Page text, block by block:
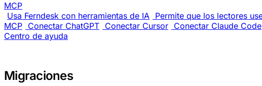
MCP
Usa Ferndesk con herramientas de IA Permite que los lectores
MCP Conectar ChatGPT Conectar Cursor Conectar Claude Code
Centro de ayuda
Migraciones